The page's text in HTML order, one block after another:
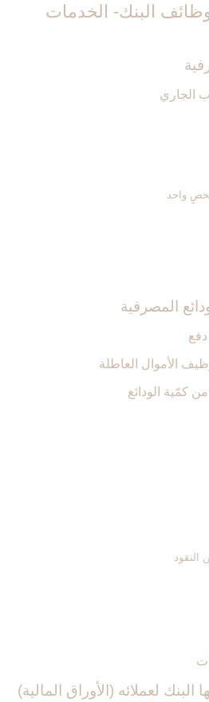
البنك- الخدمات
الجاري
واحد
المصرفية
دفع
الأموال العاطلة
كمّية الودائع
النقود